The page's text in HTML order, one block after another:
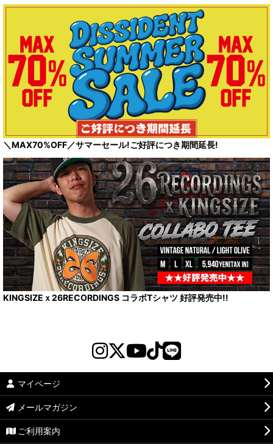
＼MAX70%OFF／サマーセール!ご好評につき期間延長!
KINGSIZEｘ26RECORDINGS コラボTシャツ 好評発売中!!
マイページ
メールマガジン
ご利用案内